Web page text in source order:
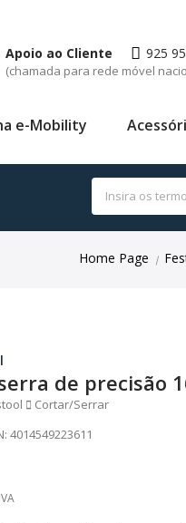
Apoio ao Cliente 925
(chamada para rede móvel
e-Mobility
Home Page |
de precisão
Cortar/Serrar
4014549223611